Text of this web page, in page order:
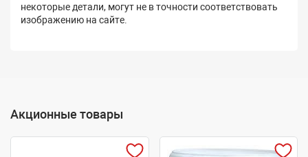
некоторые детали, могут не в точности соответствовать
изображению на сайте.
Акционные товары